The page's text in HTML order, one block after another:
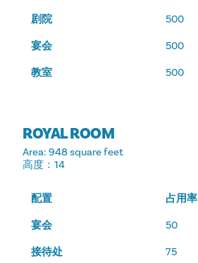
剧院 500
宴会 500
教室 500
ROYAL ROOM
Area: 948 square feet
高度 ：14
配置 占用率
宴会 50
接待处 75